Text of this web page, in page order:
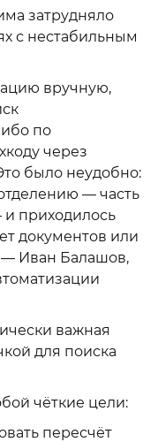
затрудняло
с нестабильным
вручную,
по
через
было неудобно:
— часть
и приходилось
документов или
— Иван Балашов,
важная
для поиска
чёткие цели:
пересчёт